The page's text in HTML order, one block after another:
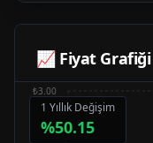
📈 Fiyat Grafiği
1 Yıllık Değişim
%50.15
₺3.00